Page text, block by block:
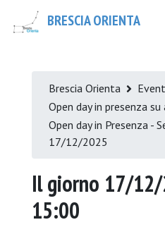
BRESCIA ORIENTA
Brescia Orienta
Open day in presenza
Open day in Presenza -
17/12/2025
Il giorno 17/
15:00